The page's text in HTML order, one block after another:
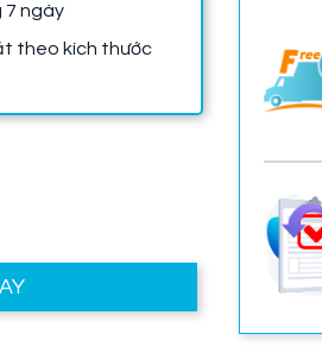
7 ngày
theo kích thước